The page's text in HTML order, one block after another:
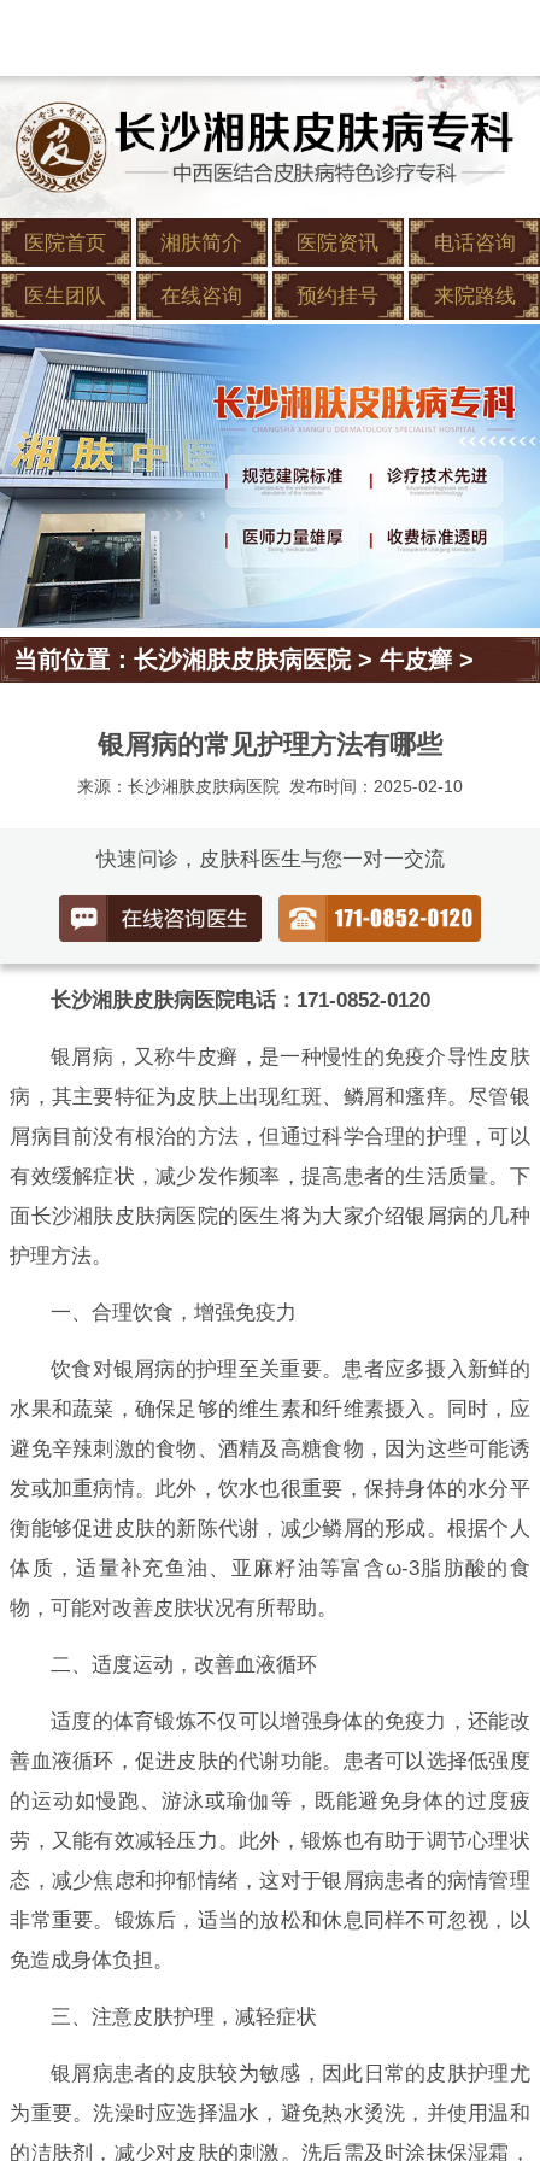
医院首页 湘肤简介 医院资讯 电话咨询
医生团队 在线咨询 预约挂号 来院路线
当前位置：长沙湘肤皮肤病医院>牛皮癣 >
银屑病的常见护理方法有哪些
来源：长沙湘肤皮肤病医院 发布时间：2025-02-10
快速问诊，皮肤科医生与您一对一交流
长沙湘肤皮肤病医院电话：171-0852-0120
银屑病，又称牛皮癣，是一种慢性的免疫介导性皮肤
病，其主要特征为皮肤上出现红斑、鳞屑和瘙痒。尽管银
屑病目前没有根治的方法，但通过科学合理的护理，可以
有效缓解症状，减少发作频率，提高患者的生活质量。下
面长沙湘肤皮肤病医院的医生将为大家介绍银屑病的几种
护理方法。
一、合理饮食，增强免疫力
饮食对银屑病的护理至关重要。患者应多摄入新鲜的
水果和蔬菜，确保足够的维生素和纤维素摄入。同时，应
避免辛辣刺激的食物、酒精及高糖食物，因为这些可能诱
发或加重病情。此外，饮水也很重要，保持身体的水分平
衡能够促进皮肤的新陈代谢，减少鳞屑的形成。根据个人
体质，适量补充鱼油、亚麻籽油等富含ω-3脂肪酸的食
物，可能对改善皮肤状况有所帮助。
二、适度运动，改善血液循环
适度的体育锻炼不仅可以增强身体的免疫力，还能改
善血液循环，促进皮肤的代谢功能。患者可以选择低强度
的运动如慢跑、游泳或瑜伽等，既能避免身体的过度疲
劳，又能有效减轻压力。此外，锻炼也有助于调节心理状
态，减少焦虑和抑郁情绪，这对于银屑病患者的病情管理
非常重要。锻炼后，适当的放松和休息同样不可忽视，以
免造成身体负担。
三、注意皮肤护理，减轻症状
银屑病患者的皮肤较为敏感，因此日常的皮肤护理尤
为重要。洗澡时应选择温水，避免热水烫洗，并使用温和
的洁肤剂，减少对皮肤的刺激。洗后需及时涂抹保湿霜，